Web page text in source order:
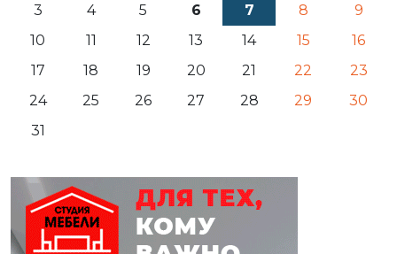
3
4 5 6 7 8
9
10
11 12 13 14 15
16
17
18 19 20 21 22
23
24
25 26 27 28 29
30
31